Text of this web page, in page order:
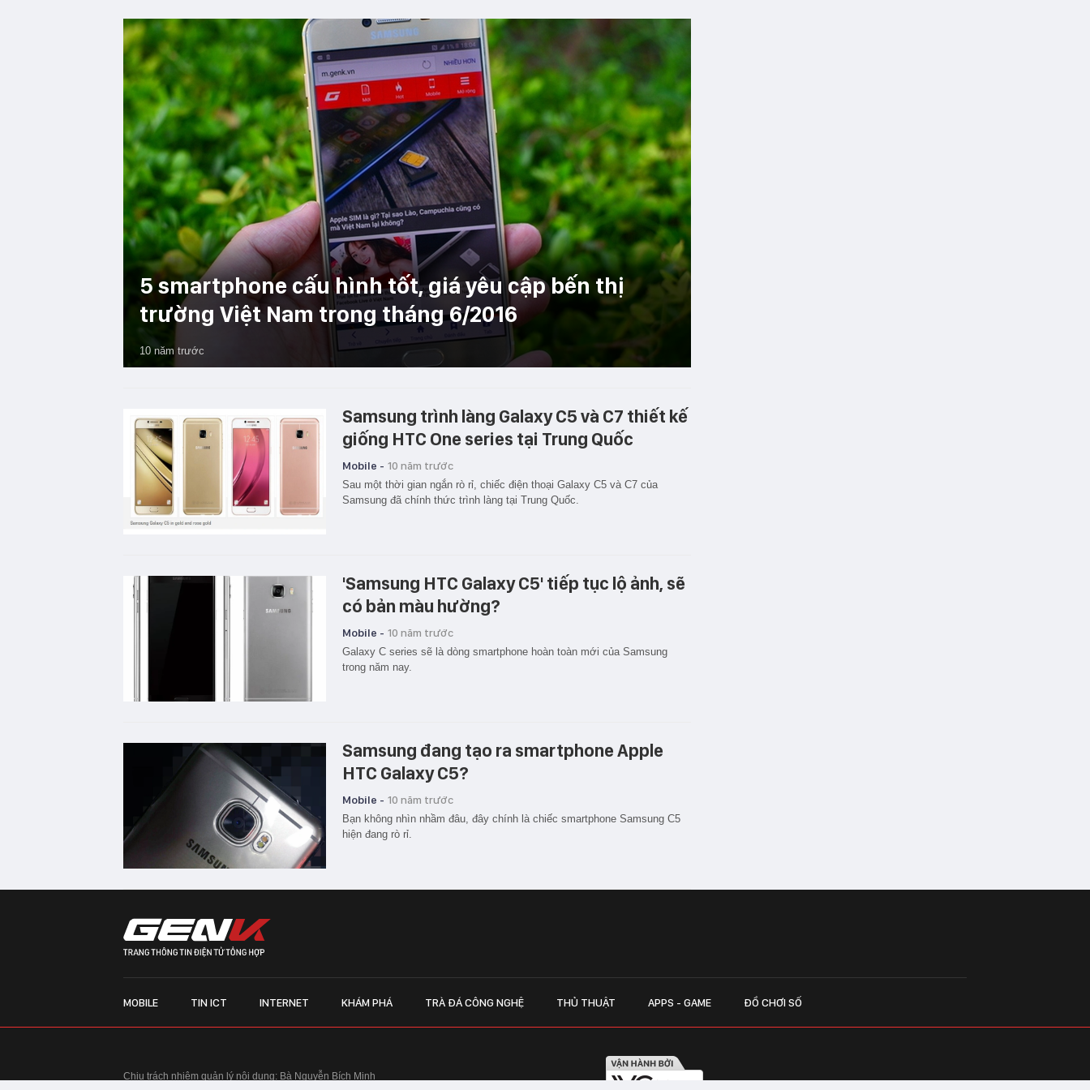
5 smartphone cấu hình tốt, giá yêu cập bến thị
trường Việt Nam trong tháng 6/2016
10 năm trước
Samsung trình làng Galaxy C5 và C7 thiết kế
giống HTC One series tại Trung Quốc
Mobile - 10 năm trước
Sau một thời gian ngắn rò rỉ, chiếc điện thoại Galaxy C5 và C7 của
Samsung đã chính thức trình làng tại Trung Quốc.
'Samsung HTC Galaxy C5' tiếp tục lộ ảnh, sẽ
có bản màu hường?
Mobile - 10 năm trước
Galaxy C series sẽ là dòng smartphone hoàn toàn mới của Samsung
trong năm nay.
Samsung đang tạo ra smartphone Apple
HTC Galaxy C5?
Mobile - 10 năm trước
Bạn không nhìn nhầm đâu, đây chính là chiếc smartphone Samsung C5
hiện đang rò rỉ.
MOBILE TIN ICT INTERNET KHÁM PHÁ TRÀ ĐÁ CÔNG NGHỆ THỦ THUẬT APPS - GAME ĐỒ CHƠI SỐ
Chịu trách nhiệm quản lý nội dung: Bà Nguyễn Bích Minh